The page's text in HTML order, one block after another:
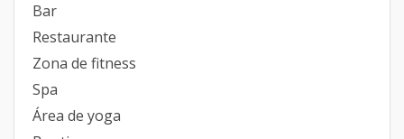
Bar
Restaurante
Zona de fitness
Spa
Área de yoga